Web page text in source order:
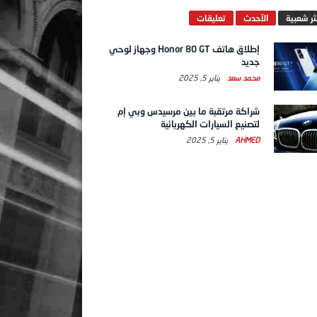
شعبية الآحدث تعليقات
إطلاق هاتف Honor 80 GT وجهاز لوحي
جديد
محمد سعد يناير 5, 2025
شراكة مرتقبة ما بين مرسيدس وبي إم
لتصنيع السيارات الكهربائية
AHMED يناير 5, 2025